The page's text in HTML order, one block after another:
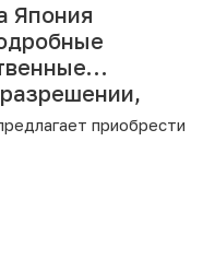
Япония
приобрести